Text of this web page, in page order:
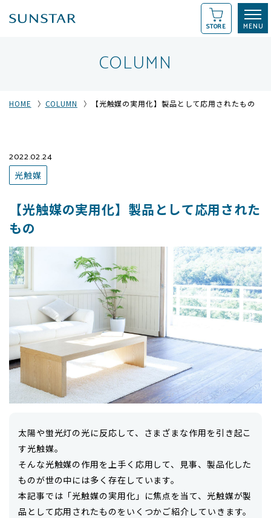
STORE
COLUMN
HOME COLUMN 【光触媒の実用化】製品として応用されたもの
2022.02.24
光触媒
【光触媒の実用化】製品として応用された
もの
太陽や蛍光灯の光に反応して、さまざまな作用を引き起こ
す光触媒。
そんな光触媒の作用を上手く応用して、見事、製品化した
ものが世の中には多く存在しています。
本記事では「光触媒の実用化」に焦点を当て、光触媒が製
品として応用されたものをいくつかご紹介していきます。